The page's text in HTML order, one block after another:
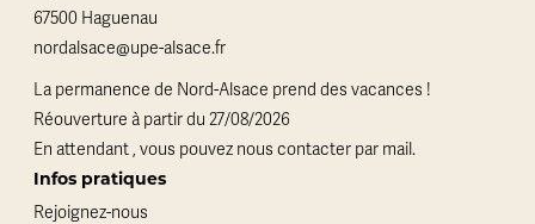
67500 Haguenau
nordalsace@upe-alsace.fr
La permanence de Nord-Alsace prend des vacances !
Réouverture à partir du 27/08/2026
En attendant , vous pouvez nous contacter par mail.
Infos pratiques
Rejoignez-nous